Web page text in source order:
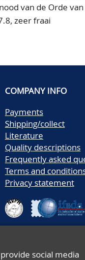
van de Orde van
zeer fraai
COMPANY INFO
Payments
Shipping/collect
Literature
Quality descriptions
Frequently asked
Terms and
Privacy statement
social media